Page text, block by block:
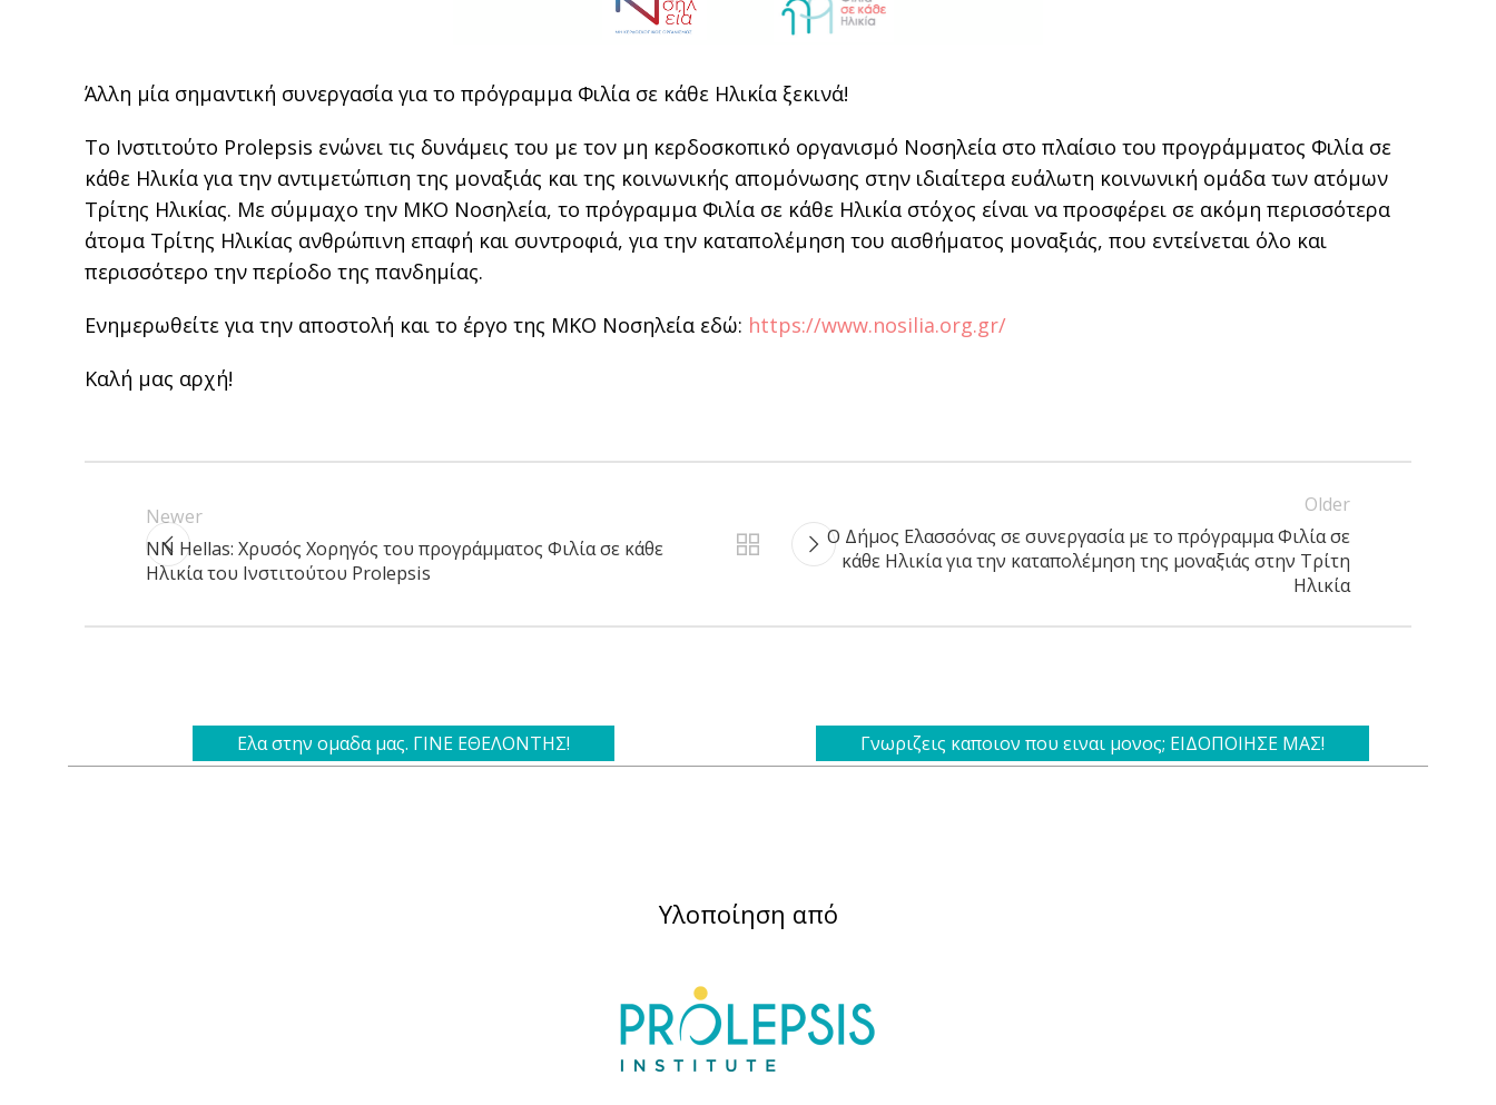
Άλλη μία σημαντική συνεργασία για το πρόγραμμα Φιλία σε κάθε Ηλικία ξεκινά!
Το Ινστιτούτο Prolepsis ενώνει τις δυνάμεις του με τον μη κερδοσκοπικό οργανισμό Νοσηλεία στο πλαίσιο του προγράμματος Φιλία σε
κάθε Ηλικία για την αντιμετώπιση της μοναξιάς και της κοινωνικής απομόνωσης στην ιδιαίτερα ευάλωτη κοινωνική ομάδα των ατόμων
Τρίτης Ηλικίας. Με σύμμαχο την ΜΚΟ Νοσηλεία, το πρόγραμμα Φιλία σε κάθε Ηλικία στόχος είναι να προσφέρει σε ακόμη περισσότερα
άτομα Τρίτης Ηλικίας ανθρώπινη επαφή και συντροφιά, για την καταπολέμηση του αισθήματος μοναξιάς, που εντείνεται όλο και
περισσότερο την περίοδο της πανδημίας.
Ενημερωθείτε για την αποστολή και το έργο της ΜΚΟ Νοσηλεία εδώ: https://www.nosilia.org.gr/
Καλή μας αρχή!
Newer
NN Hellas: Χρυσός Χορηγός του προγράμματος Φιλία σε κάθε
Ηλικία του Ινστιτούτου Prolepsis
Older
Ο Δήμος Ελασσόνας σε συνεργασία με το πρόγραμμα Φιλία σε
κάθε Ηλικία για την καταπολέμηση της μοναξιάς στην Τρίτη
Ηλικία
Ελα στην ομαδα μας. ΓΙΝΕ ΕΘΕΛΟΝΤΗΣ! Γνωριζεις καποιον που ειναι μονος; ΕΙΔΟΠΟΙΗΣΕ ΜΑΣ!
Υλοποίηση από